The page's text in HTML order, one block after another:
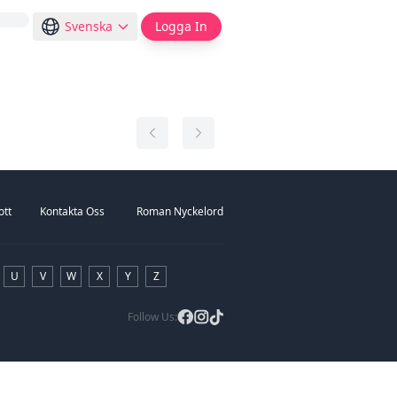
Svenska Logga In
Kontakta Oss Roman Nyckelord
U V W X Y Z
Follow Us: